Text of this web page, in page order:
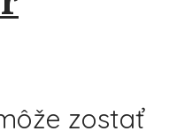
zostať